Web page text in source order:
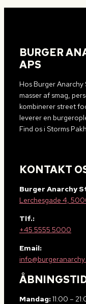
BURGER
APS
Hos Burger
masser af smag,
kombinerer street
leverer en
Find os i Storms
KONTAKT
Burger Anarchy
Lerchesgade 4,
Tlf.:
+45 5555 5000
Email:
Mandag:11:00 –